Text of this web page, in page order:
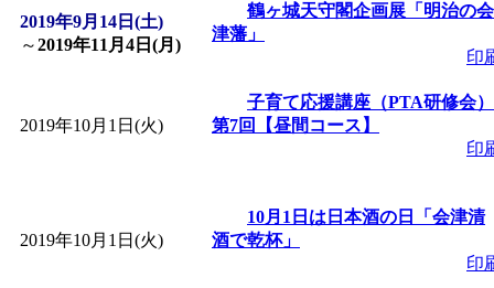
「皆鶴姫のこびる塾
」 受付期間：～
「子育て講座「ばん
2026/07/10～2026/08/
「子育て交流広場「
2019年9月14日(土)
～2019年11月4日(月)
鶴ヶ城天守閣企画展「明治の会
津藩」
印
2019年10月1日(火)
子育て応援講座（PTA研修会）
第7回【昼間コース】
印
2019年10月1日(火)
10月1日は日本酒の日「会津清
酒で乾杯」
印